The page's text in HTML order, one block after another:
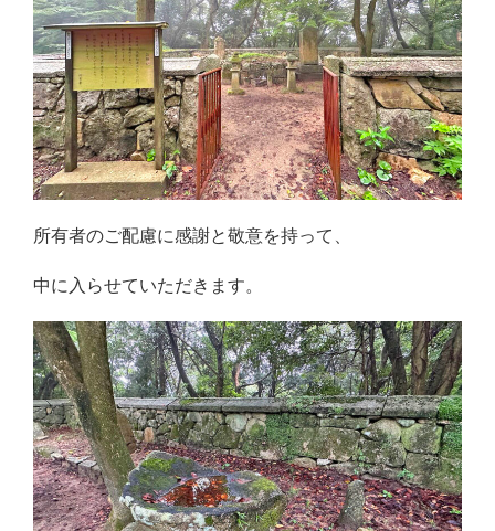
所有者のご配慮に感謝と敬意を持って、
中に入らせていただきます。